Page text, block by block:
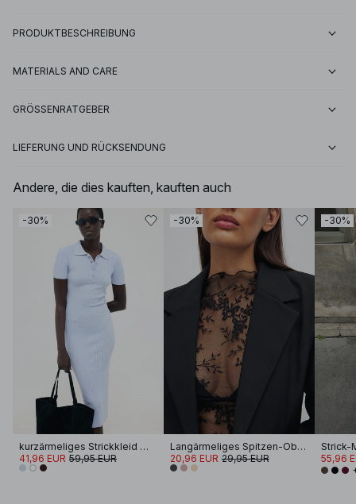
PRODUKTBESCHREIBUNG
MATERIALS AND CARE
GRÖSSENRATGEBER
LIEFERUNG UND RÜCKSENDUNG
Andere, die dies kauften, kauften auch
-30%
kurzärmeliges Strickkleid mit Knöpfen
41,96 EUR 59,95 EUR
-30%
Langärmeliges Spitzen-Oberteil
20,96 EUR 29,95 EUR
-30%
55,96